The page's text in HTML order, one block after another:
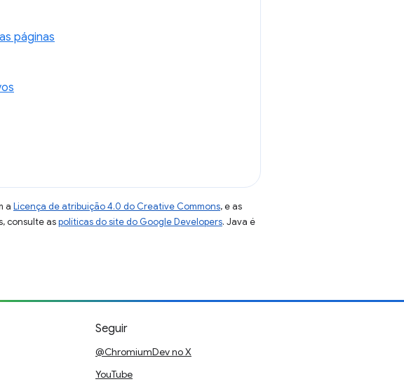
páginas
a Licença de atribuição 4.0 do Creative Commons, e as
consulte aspolíticas do site do Google Developers. Java é
Seguir
@ChromiumDev no X
YouTube